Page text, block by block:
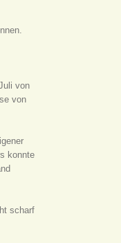
von
von
konnte
scharf